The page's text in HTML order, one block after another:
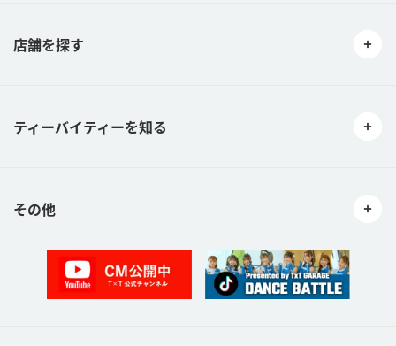
店舗を探す
ティーバイティーを知る
その他